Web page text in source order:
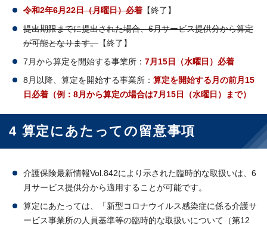
令和2年6月22日（月曜日）必着 【終了】
提出期限までに提出された場合、6月サービス提供分から算定
が可能となります。 【終了】
7月から算定を開始する事業所： 7月15日（水曜日）必着
8月以降、算定を開始する事業所： 算定を開始する月の前月15
日必着 （例：8月から算定の場合は7月15日（水曜日）まで）
4 算定にあたっての留意事項
介護保険最新情報Vol.842により示された臨時的な取扱いは、6
月サービス提供分から適用することが可能です。
算定にあたっては、「新型コロナウイルス感染症に係る介護サ
ービス事業所の人員基準等の臨時的な取扱いについて（第12